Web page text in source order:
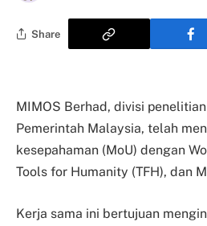
Share
MIMOS Berhad, divisi
Pemerintah Malaysia, telah
kesepahaman (MoU) dengan
Tools for Humanity (TFH), dan
Kerja sama ini bertujuan